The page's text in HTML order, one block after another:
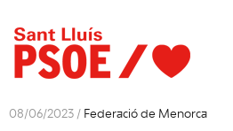
08/06/2023 / Federació de Menorca